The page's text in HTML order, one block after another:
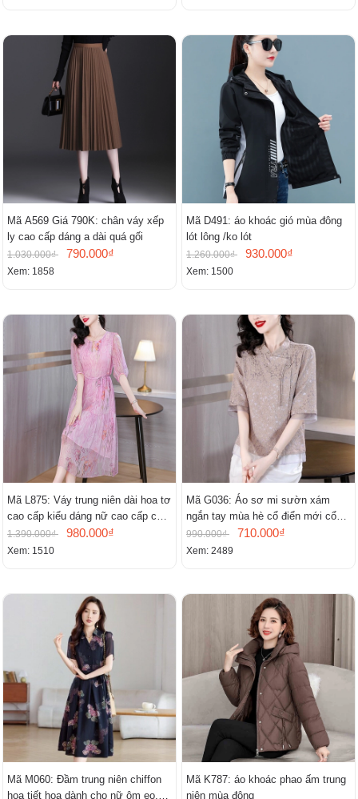
Mã A569 Giá 790K: chân váy xếp
ly cao cấp dáng a dài quá gối
1.030.000₫ 790.000₫
Xem: 1858
Mã D491: áo khoác gió mùa đông
lót lông /ko lót
1.260.000₫ 930.000₫
Xem: 1500
Mã L875: Váy trung niên dài hoa tơ
cao cấp kiểu dáng nữ cao cấp cao
cấp thần
1.390.000₫ 980.000₫
Xem: 1510
Mã G036: Áo sơ mi sườn xám
ngắn tay mùa hè cổ điển mới cổ
đứng
990.000₫ 710.000₫
Xem: 2489
Mã M060: Đầm trung niên chiffon
họa tiết hoa dành cho nữ ôm eo,
Mã K787: áo khoác phao ấm trung
niên mùa đông